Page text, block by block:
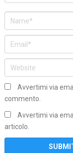
Avvertimi via
commento.
Avvertimi via
articolo.